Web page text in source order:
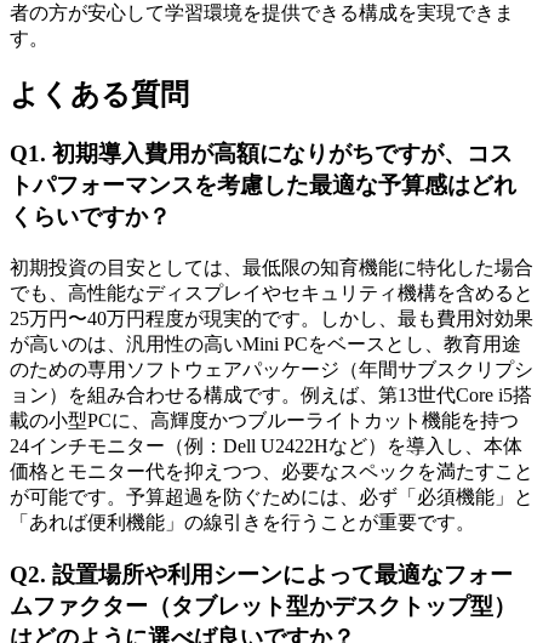
者の方が安心して学習環境を提供できる構成を実現できま
す。
よくある質問
Q1. 初期導入費用が高額になりがちですが、コス
トパフォーマンスを考慮した最適な予算感はどれ
くらいですか？
初期投資の目安としては、最低限の知育機能に特化した場合
でも、高性能なディスプレイやセキュリティ機構を含めると
25万円〜40万円程度が現実的です。しかし、最も費用対効果
が高いのは、汎用性の高いMini PCをベースとし、教育用途
のための専用ソフトウェアパッケージ（年間サブスクリプシ
ョン）を組み合わせる構成です。例えば、第13世代Core i5搭
載の小型PCに、高輝度かつブルーライトカット機能を持つ
24インチモニター（例：Dell U2422Hなど）を導入し、本体
価格とモニター代を抑えつつ、必要なスペックを満たすこと
が可能です。予算超過を防ぐためには、必ず「必須機能」と
「あれば便利機能」の線引きを行うことが重要です。
Q2. 設置場所や利用シーンによって最適なフォー
ムファクター（タブレット型かデスクトップ型）
はどのように選べば良いですか？